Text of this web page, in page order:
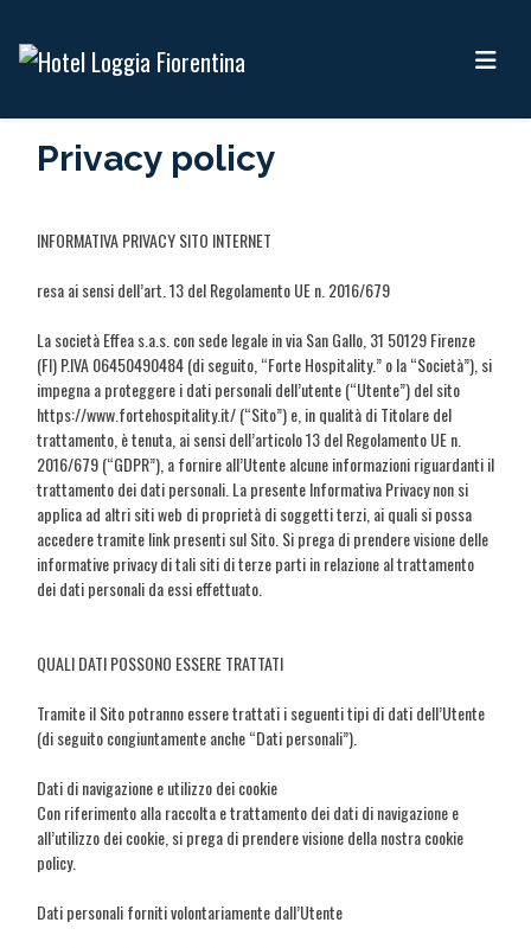
Privacy policy
INFORMATIVA PRIVACY SITO INTERNET
resa ai sensi dell’art. 13 del Regolamento UE n. 2016/679
La società Effea s.a.s. con sede legale in via San Gallo, 31 50129 Firenze
(FI) P.IVA 06450490484 (di seguito, “Forte Hospitality.” o la “Società”), si
impegna a proteggere i dati personali dell’utente (“Utente”) del sito
https://www.fortehospitality.it/ (“Sito”) e, in qualità di Titolare del
trattamento, è tenuta, ai sensi dell’articolo 13 del Regolamento UE n.
2016/679 (“GDPR”), a fornire all’Utente alcune informazioni riguardanti il
trattamento dei dati personali. La presente Informativa Privacy non si
applica ad altri siti web di proprietà di soggetti terzi, ai quali si possa
accedere tramite link presenti sul Sito. Si prega di prendere visione delle
informative privacy di tali siti di terze parti in relazione al trattamento
dei dati personali da essi effettuato.
QUALI DATI POSSONO ESSERE TRATTATI
Tramite il Sito potranno essere trattati i seguenti tipi di dati dell’Utente
(di seguito congiuntamente anche “Dati personali”).
Dati di navigazione e utilizzo dei cookie
Con riferimento alla raccolta e trattamento dei dati di navigazione e
all’utilizzo dei cookie, si prega di prendere visione della nostra cookie
policy.
Dati personali forniti volontariamente dall’Utente